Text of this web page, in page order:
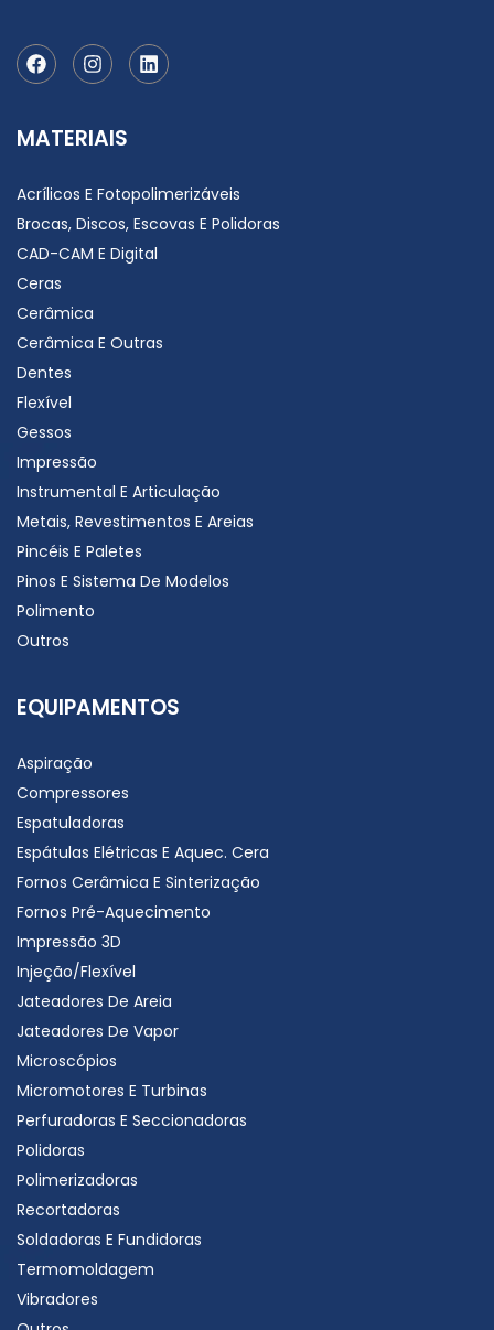
MATERIAIS
Acrílicos E Fotopolimerizáveis
Brocas, Discos, Escovas E Polidoras
CAD-CAM E Digital
Ceras
Cerâmica
Cerâmica E Outras
Dentes
Flexível
Gessos
Impressão
Instrumental E Articulação
Metais, Revestimentos E Areias
Pincéis E Paletes
Pinos E Sistema De Modelos
Polimento
Outros
EQUIPAMENTOS
Aspiração
Compressores
Espatuladoras
Espátulas Elétricas E Aquec. Cera
Fornos Cerâmica E Sinterização
Fornos Pré-Aquecimento
Impressão 3D
Injeção/Flexível
Jateadores De Areia
Jateadores De Vapor
Microscópios
Micromotores E Turbinas
Perfuradoras E Seccionadoras
Polidoras
Polimerizadoras
Recortadoras
Soldadoras E Fundidoras
Termomoldagem
Vibradores